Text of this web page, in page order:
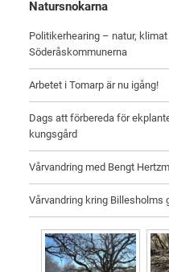
Natursnokarna
Politikerhearing – natur,
Söderåskommunerna
Arbetet i Tomarp är nu igång!
Dags att förbereda för
kungsgård
Vårvandring med Bengt
Vårvandring kring Billesholms